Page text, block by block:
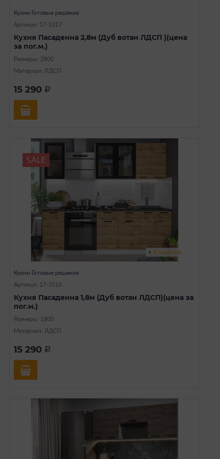
Кухни Готовые решения
Артикул: 17-1017
Кухня Пасаденна 2,8м (Дуб вотан ЛДСП )(цена
за пог.м.)
Размеры: 2800
Материал: ЛДСП
15 290 a
SALE
В наличии
Кухни Готовые решения
Артикул: 17-1016
Кухня Пасаденна 1,8м (Дуб вотан ЛДСП)(цена за
пог.м.)
Размеры: 1800
Материал: ЛДСП
15 290 a